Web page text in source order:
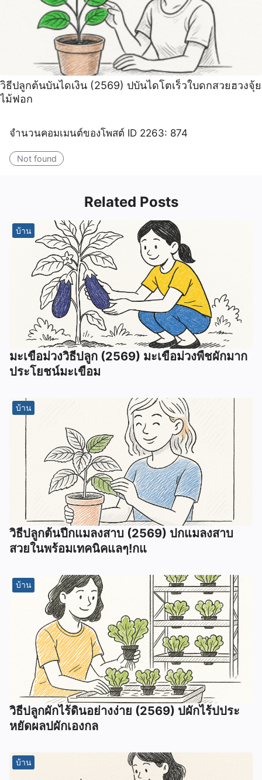
วิธีปลูกต้นบันไดเงิน (2569) ปบันไดโตเร็วใบดกสวยฮวงจุ้ย
ไม้ฟอก
จำนวนคอมเมนต์ของโพสต์ ID 2263: 874
Not found
Related Posts
บ้าน
มะเขือม่วงวิธีปลูก (2569) มะเขือม่วงพืชผักมาก
ประโยชน์มะเขือม
บ้าน
วิธีปลูกต้นปีกแมลงสาบ (2569) ปกแมลงสาบ
สวยในพร้อมเทคนิคแลๆ!กแ
บ้าน
วิธีปลูกผักไร้ดินอย่างง่าย (2569) ปผักไร้ปประ
หยัดผลปผักเองกล
บ้าน